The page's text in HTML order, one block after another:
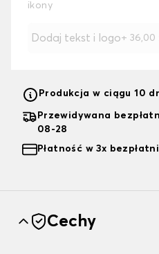
ikony
Dodaj tekst i logo+ 36,00
Produkcja w ciągu 10
Przewidywana
08-28
Płatność w 3x
Cechy